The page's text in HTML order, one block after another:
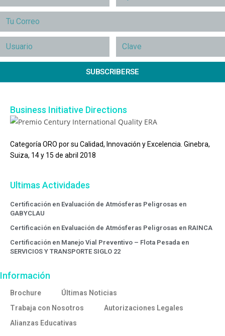
SUBSCRIBERSE
Business Initiative Directions
Categoría ORO por su Calidad, Innovación y Excelencia. Ginebra,
Suiza, 14 y 15 de abril 2018
Ultimas Actividades
Certificación en Evaluación de Atmósferas Peligrosas en
GABYCLAU
Certificación en Evaluación de Atmósferas Peligrosas en RAINCA
Certificación en Manejo Vial Preventivo – Flota Pesada en
SERVICIOS Y TRANSPORTE SIGLO 22
Información
Brochure
Últimas Noticias
Trabaja con Nosotros
Autorizaciones Legales
Alianzas Educativas